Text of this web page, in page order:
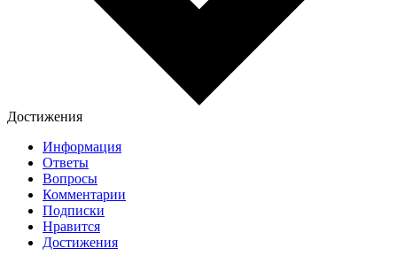
Достижения
Информация
Ответы
Вопросы
Комментарии
Подписки
Нравится
Достижения